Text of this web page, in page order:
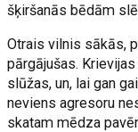
šķiršanās bēdām
Otrais vilnis sākās,
pārgājušas.
slūžas, un, lai gan
neviens agresoru
skatam mēdza